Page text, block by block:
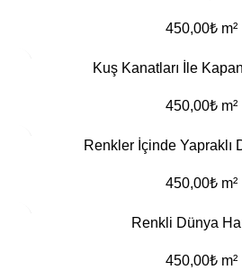
450,00₺ m²
Kuş Kanatları İle
450,00₺ m²
Renkler İçinde Yapraklı
450,00₺ m²
Renkli Dünya
450,00₺ m²